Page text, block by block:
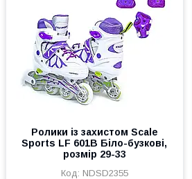
Ролики із захистом Scale
Sports LF 601B Біло-бузкові,
розмір 29-33
NDSD2355